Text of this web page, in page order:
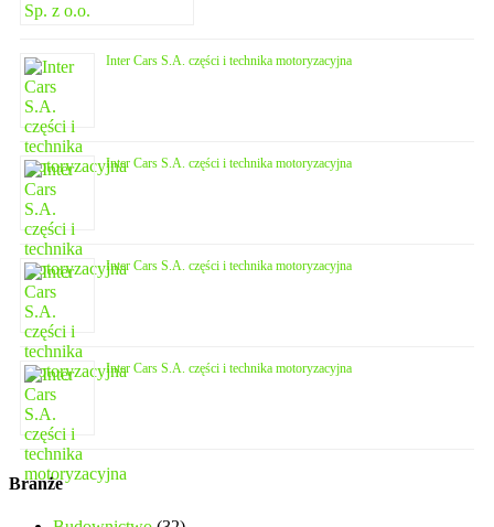
Inter Cars S.A. części i technika motoryzacyjna
Inter Cars S.A. części i technika motoryzacyjna
Inter Cars S.A. części i technika motoryzacyjna
Inter Cars S.A. części i technika motoryzacyjna
Branże